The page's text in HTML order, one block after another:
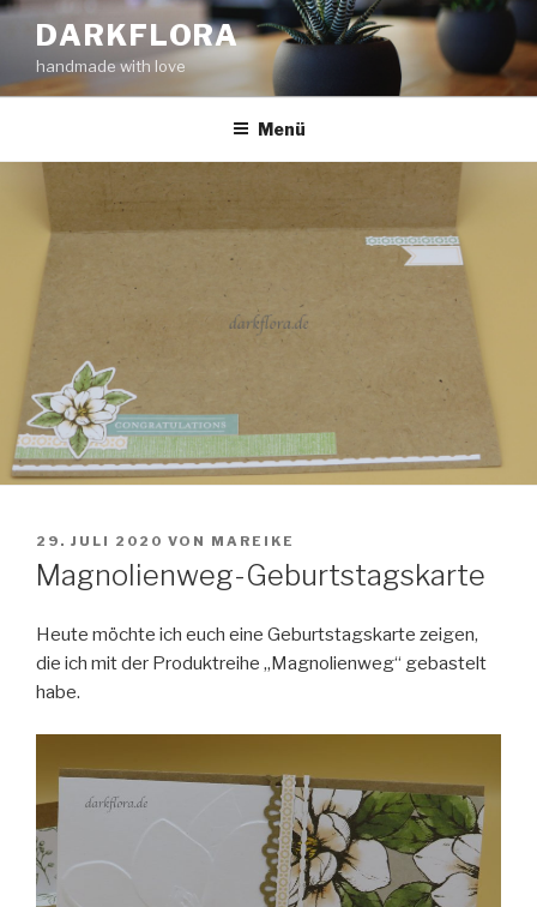
Zum
Inhalt
springen
DARKFLORA
handmade with love
Menü
VERÖFFENTLICHT
AM
29. JULI 2020 VON MAREIKE
Magnolienweg-Geburtstagskarte
Heute möchte ich euch eine Geburtstagskarte zeigen,
die ich mit der Produktreihe „Magnolienweg“ gebastelt
habe.